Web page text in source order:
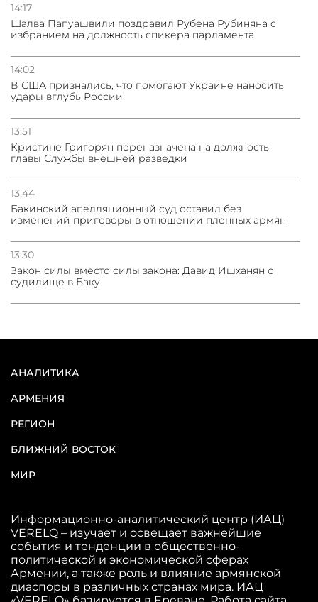
14:17
Шалва Папуашвили поздравил Рубена Рубиняна с
избранием на должность спикера парламента
14:02
В США признались, что помогают Украине наносить
удары вглубь России
13:51
Кристине Григорян переназначена на должность
главы Службы внешней разведки
13:44
Бакинский апелляционный суд оставил без
изменений приговоры в отношении пленных армян
13:30
Закон силы вместо силы закона: Давид Ишханян о
судилище в Баку
АНАЛИТИКА
АРМЕНИЯ
РЕГИОН
БЛИЖНИЙ ВОСТОК
МИР
Информационно-аналитический центр (ИАЦ)
VERELQ – изучает и освещает важнейшие
события и тенденции в общественно-
политической и экономической сферах
Армении, а также роль и влияние армянской
диаспоры в различных странах мира. ИАЦ